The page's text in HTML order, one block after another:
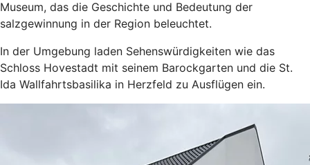
Museum, das die Geschichte und Bedeutung der
salzgewinnung in der Region beleuchtet.
In der Umgebung laden Sehenswürdigkeiten wie das
Schloss Hovestadt mit seinem Barockgarten und die St.
Ida Wallfahrtsbasilika in Herzfeld zu Ausflügen ein.